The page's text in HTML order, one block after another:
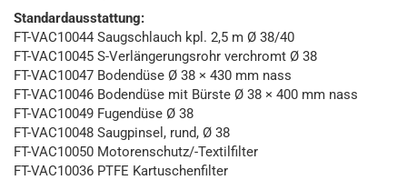
Standardausstattung:
FT-VAC10044 Saugschlauch kpl. 2,5 m Ø 38/40
FT-VAC10045 S-Verlängerungsrohr verchromt Ø 38
FT-VAC10047 Bodendüse Ø 38 × 430 mm nass
FT-VAC10046 Bodendüse mit Bürste Ø 38 × 400 mm nass
FT-VAC10049 Fugendüse Ø 38
FT-VAC10048 Saugpinsel, rund, Ø 38
FT-VAC10050 Motorenschutz/-Textilfilter
FT-VAC10036 PTFE Kartuschenfilter